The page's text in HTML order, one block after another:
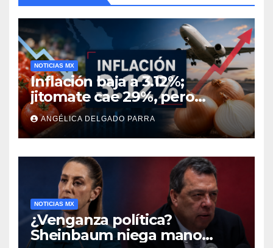
NOTICIAS MX
Inflación baja a 3.12%;
jitomate cae 29%, pero
cebolla y vuelos se
encarecen
ANGÉLICA DELGADO PARRA
NOTICIAS MX
¿Venganza política?
Sheinbaum niega mano